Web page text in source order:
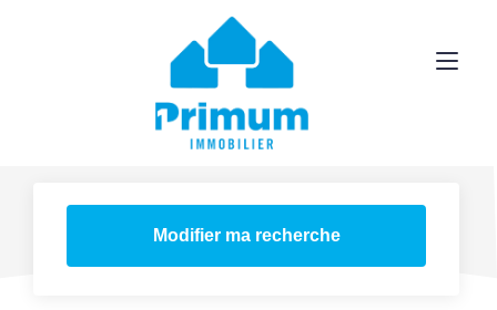
Modifier ma recherche